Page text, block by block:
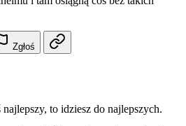
Zgłoś
to idziesz do najlepszych.